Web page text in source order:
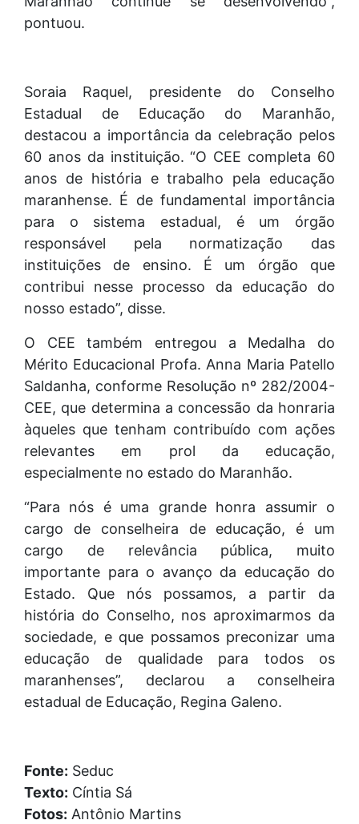
pontuou.
Soraia Raquel, presidente do Conselho
Estadual de Educação do Maranhão,
destacou a importância da celebração pelos
60 anos da instituição. “O CEE completa 60
anos de história e trabalho pela educação
maranhense. É de fundamental importância
para o sistema estadual, é um órgão
responsável pela normatização das
instituições de ensino. É um órgão que
contribui nesse processo da educação do
nosso estado”, disse.
O CEE também entregou a Medalha do
Mérito Educacional Profa. Anna Maria Patello
Saldanha, conforme Resolução nº 282/2004-
CEE, que determina a concessão da honraria
àqueles que tenham contribuído com ações
relevantes em prol da educação,
especialmente no estado do Maranhão.
“Para nós é uma grande honra assumir o
cargo de conselheira de educação, é um
cargo de relevância pública, muito
importante para o avanço da educação do
Estado. Que nós possamos, a partir da
história do Conselho, nos aproximarmos da
sociedade, e que possamos preconizar uma
educação de qualidade para todos os
maranhenses”, declarou a conselheira
estadual de Educação, Regina Galeno.
Fonte: Seduc
Texto: Cíntia Sá
Fotos: Antônio Martins